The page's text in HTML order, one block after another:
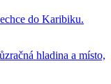
do Karibiku.
hladina a místo,